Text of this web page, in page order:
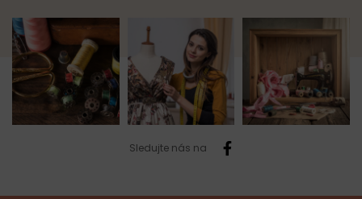
Sledujte nás na